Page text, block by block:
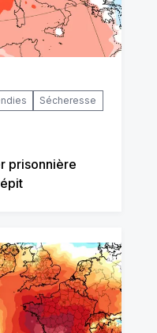
Sécheresse
prisonnière